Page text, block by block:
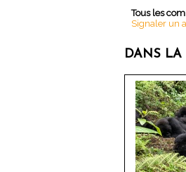
Tous les
Signaler un
DANS LA